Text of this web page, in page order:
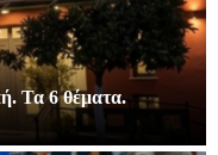
Τα 6 θέματα.